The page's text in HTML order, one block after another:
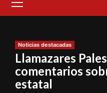
primario
Noticias destacadas
Llamazares
comentarios
estatal